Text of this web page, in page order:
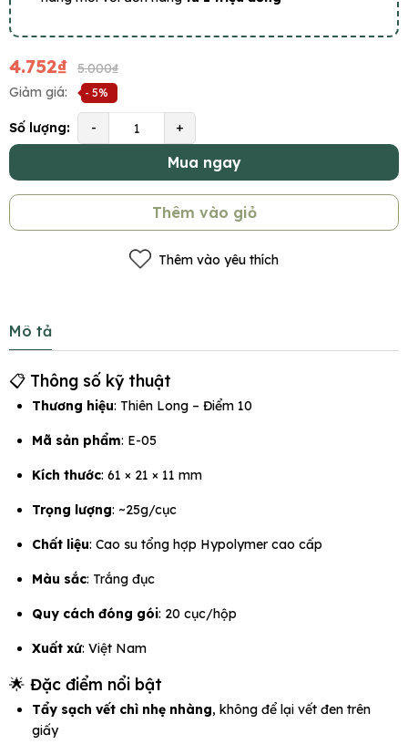
4.752₫
5.000₫
Giảm giá:
- 5%
Số lượng: - +
Mua ngay
Thêm vào giỏ
Thêm vào yêu thích
Mô tả
📋 Thông số kỹ thuật
Thương hiệu: Thiên Long – Điểm 10
Mã sản phẩm: E-05
Kích thước: 61 × 21 × 11 mm
Trọng lượng: ~25g/cục
Chất liệu: Cao su tổng hợp Hypolymer cao cấp
Màu sắc: Trắng đục
Quy cách đóng gói: 20 cục/hộp
Xuất xứ: Việt Nam
🌟 Đặc điểm nổi bật
Tẩy sạch vết chì nhẹ nhàng, không để lại vết đen trên
giấy